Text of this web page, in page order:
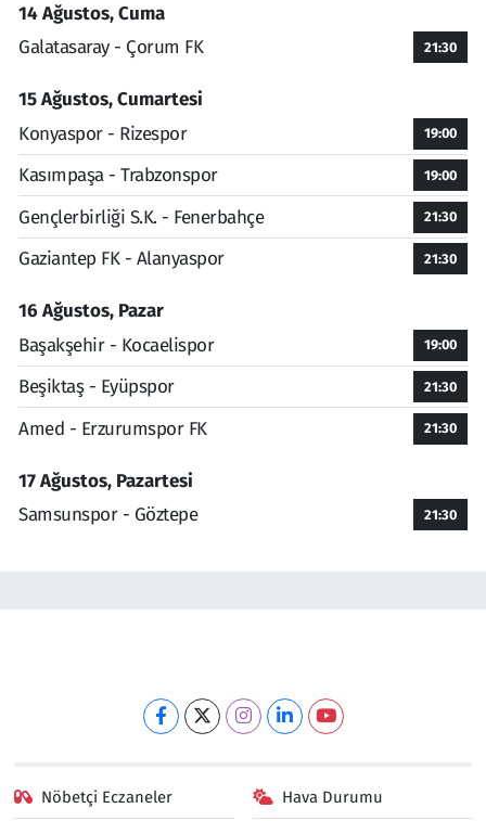
14 Ağustos, Cuma
Galatasaray - Çorum FK
21:30
15 Ağustos, Cumartesi
Konyaspor - Rizespor
19:00
Kasımpaşa - Trabzonspor 19:00
Gençlerbirliği S.K. - Fenerbahçe 21:30
Gaziantep FK - Alanyaspor 21:30
16 Ağustos, Pazar
Başakşehir - Kocaelispor
19:00
Beşiktaş - Eyüpspor 21:30
Amed - Erzurumspor FK 21:30
17 Ağustos, Pazartesi
Samsunspor - Göztepe
21:30
Nöbetçi Eczaneler Hava Durumu